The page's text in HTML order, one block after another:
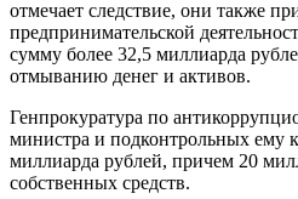
отмечает следствие, они также
предпринимательской
сумму более 32,5 миллиарда
отмыванию денег и активов.
Генпрокуратура по
министра и подконтрольных ему
миллиарда рублей, причем 20
собственных средств.